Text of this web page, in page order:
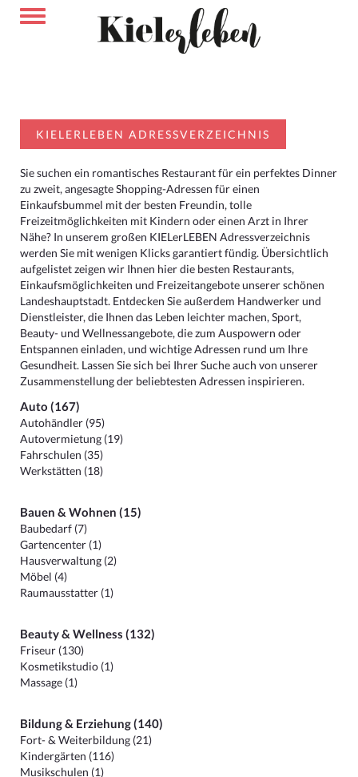
KIELERLEBEN ADRESSVERZEICHNIS
Sie suchen ein romantisches Restaurant für ein perfektes Dinner
zu zweit, angesagte Shopping-Adressen für einen
Einkaufsbummel mit der besten Freundin, tolle
Freizeitmöglichkeiten mit Kindern oder einen Arzt in Ihrer
Nähe? In unserem großen KIELerLEBEN Adressverzeichnis
werden Sie mit wenigen Klicks garantiert fündig. Übersichtlich
aufgelistet zeigen wir Ihnen hier die besten Restaurants,
Einkaufsmöglichkeiten und Freizeitangebote unserer schönen
Landeshauptstadt. Entdecken Sie außerdem Handwerker und
Dienstleister, die Ihnen das Leben leichter machen, Sport,
Beauty- und Wellnessangebote, die zum Auspowern oder
Entspannen einladen, und wichtige Adressen rund um Ihre
Gesundheit. Lassen Sie sich bei Ihrer Suche auch von unserer
Zusammenstellung der beliebtesten Adressen inspirieren.
Auto (167)
Autohändler (95)
Autovermietung (19)
Fahrschulen (35)
Werkstätten (18)
Bauen & Wohnen (15)
Baubedarf (7)
Gartencenter (1)
Hausverwaltung (2)
Möbel (4)
Raumausstatter (1)
Beauty & Wellness (132)
Friseur (130)
Kosmetikstudio (1)
Massage (1)
Bildung & Erziehung (140)
Fort- & Weiterbildung (21)
Kindergärten (116)
Musikschulen (1)